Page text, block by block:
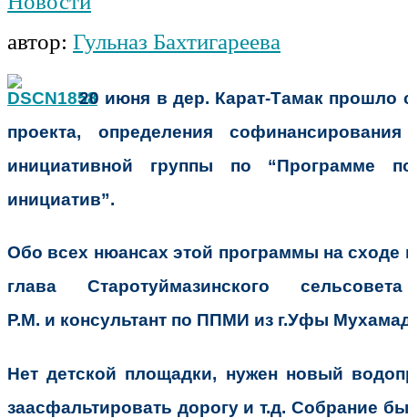
автор: Гульназ Бахтигареева
20 июня в дер. Карат-Тамак прошло
проекта, определения
инициативной группы по “Программе
инициатив”.
Обо всех нюансах этой программы на сходе
глава
Старотуймазинского
Р.М. и консультант по ППМИ из г.Уфы
Нет детской площадки, нужен новый
заасфальтировать дорогу и т.д. Собрание